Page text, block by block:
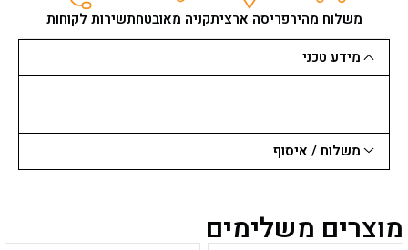
משלוח מהירפריסה ארציתקניה מאובטחתשירות לקוחות
מידע טכני
משלוח / איסוף
מוצרים משלימים